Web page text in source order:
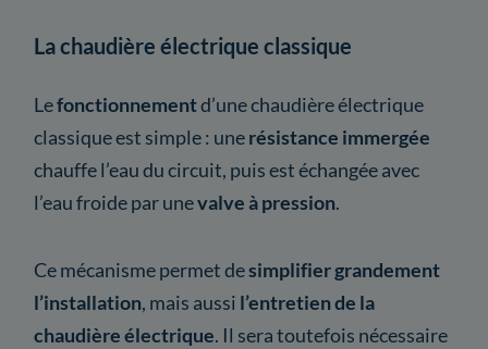
La chaudière électrique classique
Lefonctionnementd’une chaudière électrique
classique est simple : unerésistance immergée
chauffe l’eau du circuit, puis est échangée avec
l’eau froide par unevalve à pression.
Ce mécanisme permet desimplifier grandement
l’installation, mais aussi l’entretien de la
chaudière électrique. Il sera toutefois nécessaire